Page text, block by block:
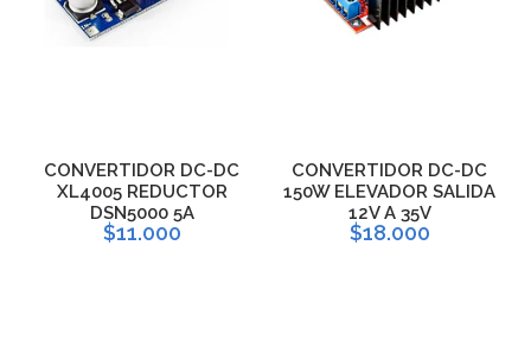
CONVERTIDOR DC-DC
XL4005 REDUCTOR
DSN5000 5A
$11.000
CONVERTIDOR DC-DC
150W ELEVADOR SALIDA
12V A 35V
$18.000